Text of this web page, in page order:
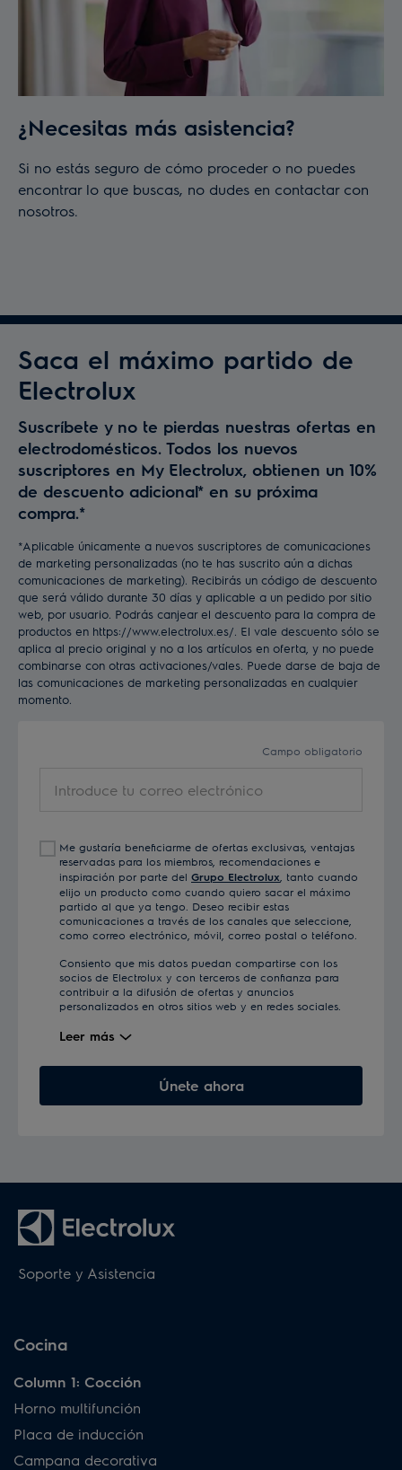
¿Necesitas más asistencia?
Si no estás seguro de cómo proceder o no puedes
encontrar lo que buscas, no dudes en contactar con
nosotros.
Saca el máximo partido de
Electrolux
Suscríbete y no te pierdas nuestras ofertas en
electrodomésticos. Todos los nuevos
suscriptores en My Electrolux, obtienen un 10%
de descuento adicional* en su próxima
compra.*
*Aplicable únicamente a nuevos suscriptores de comunicaciones
de marketing personalizadas (no te has suscrito aún a dichas
comunicaciones de marketing). Recibirás un código de descuento
que será válido durante 30 días y aplicable a un pedido por sitio
web, por usuario. Podrás canjear el descuento para la compra de
productos en https://www.electrolux.es/. El vale descuento sólo se
aplica al precio original y no a los artículos en oferta, y no puede
combinarse con otras activaciones/vales. Puede darse de baja de
las comunicaciones de marketing personalizadas en cualquier
momento.
Campo obligatorio
electrónico
Me gustaría beneficiarme de ofertas exclusivas, ventajas
reservadas para los miembros, recomendaciones e
inspiración por parte del Grupo Electrolux , tanto cuando
elijo un producto como cuando quiero sacar el máximo
partido al que ya tengo. Deseo recibir estas
comunicaciones a través de los canales que seleccione,
como correo electrónico, móvil, correo postal o teléfono.
Consiento que mis datos puedan compartirse con los
socios de Electrolux y con terceros de confianza para
contribuir a la difusión de ofertas y anuncios
personalizados en otros sitios web y en redes sociales.
Leer más
Únete ahora
Soporte y Asistencia
Cocina
Column 1: Cocción
Horno multifunción
Placa de inducción
Campana decorativa